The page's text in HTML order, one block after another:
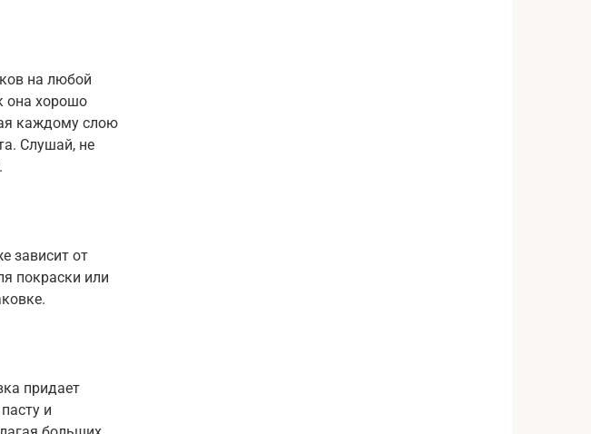
на любой
она хорошо
каждому слою
Слушай, не
зависит от
покраски или
придает
и